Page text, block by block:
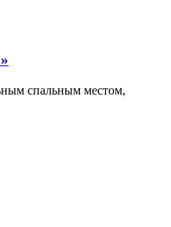
спальным местом,